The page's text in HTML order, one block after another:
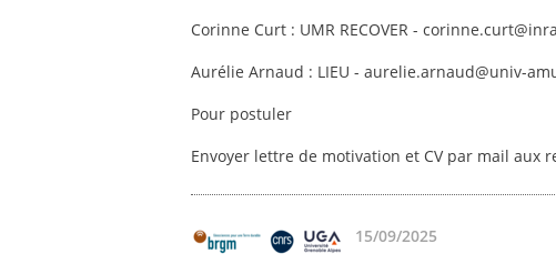
Corinne Curt : UMR RECOVER -
Aurélie Arnaud : LIEU - aurelie.arnaud@univ-
Pour postuler
Envoyer lettre de motivation et CV par mail aux
15/09/2025